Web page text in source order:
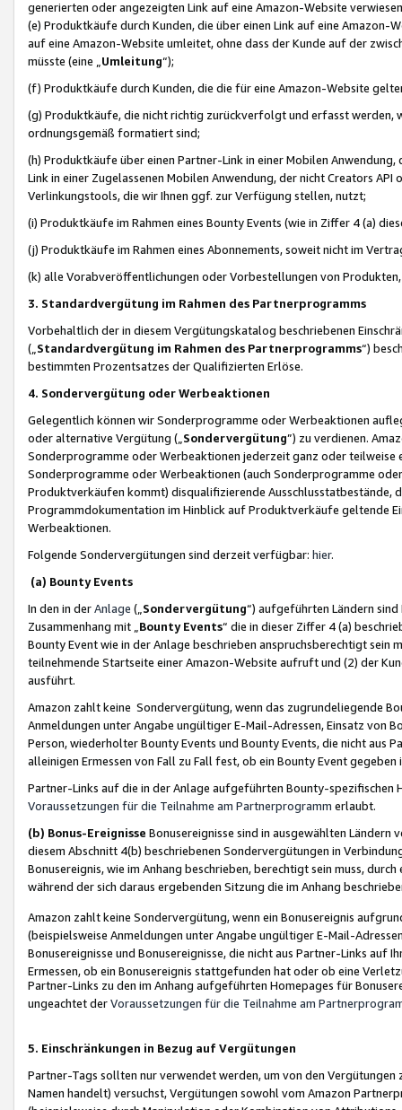
generierten oder angezeigten Link auf eine Amazon-Website
(e) Produktkäufe durch Kunden, die über einen Link auf eine
auf eine Amazon-Website umleitet, ohne dass der Kunde auf der
müsste (eine „ Umleitung“);
(f) Produktkäufe durch Kunden, die die für eine Amazon-Website
(g) Produktkäufe, die nicht richtig zurückverfolgt und erfasst werden,
ordnungsgemäß formatiert sind;
(h) Produktkäufe über einen Partner-Link in einer Mobilen
Link in einer Zugelassenen Mobilen Anwendung, der nicht Creators
Verlinkungstools, die wir Ihnen ggf. zur Verfügung stellen, nutzt;
(i) Produktkäufe im Rahmen eines Bounty Events (wie in Ziffer 4 (a)
(j) Produktkäufe im Rahmen eines Abonnements, soweit nicht im
(k) alle Vorabveröffentlichungen oder Vorbestellungen von
3. Standardvergütung im Rahmen des Partnerprogramms
Vorbehaltlich der in diesem Vergütungskatalog beschriebenen
(„ Standardvergütung im Rahmen des Partnerprogramms“)
bestimmten Prozentsatzes der Qualifizierten Erlöse.
4. Sondervergütung oder Werbeaktionen
Gelegentlich können wir Sonderprogramme oder Werbeaktionen
oder alternative Vergütung („ Sondervergütung”) zu verdienen.
Sonderprogramme oder Werbeaktionen jederzeit ganz oder
Sonderprogramme oder Werbeaktionen (auch Sonderprogramme
Produktverkäufen kommt) disqualifizierende Ausschlusstatbestände,
Programmdokumentation im Hinblick auf Produktverkäufe geltende
Werbeaktionen.
Folgende Sondervergütungen sind derzeit verfügbar: hier.
(a) Bounty Events
In den in derAnlage („ Sondervergütung“) aufgeführten Ländern
Zusammenhang mit „ Bounty Events“ die in dieser Ziffer 4 (a)
Bounty Event wie in der Anlage beschrieben anspruchsberechtigt sein
teilnehmende Startseite einer Amazon-Website aufruft und (2) der
ausführt.
Amazon zahlt keine Sondervergütung, wenn das zugrundeliegende
Anmeldungen unter Angabe ungültiger E-Mail-Adressen, Einsatz von
Person, wiederholter Bounty Events und Bounty Events, die nicht
alleinigen Ermessen von Fall zu Fall fest, ob ein Bounty Event
Partner-Links auf die in der Anlage aufgeführten Bounty-spezifischen
Voraussetzungen für die Teilnahme am Partnerprogramm erlaubt.
(b) Bonus-Ereignisse Bonusereignisse sind in ausgewählten Ländern
diesem Abschnitt 4(b) beschriebenen Sondervergütungen in
Bonusereignis, wie im Anhang beschrieben, berechtigt sein muss,
während der sich daraus ergebenden Sitzung die im Anhang
Amazon zahlt keine Sondervergütung, wenn ein Bonusereignis
(beispielsweise Anmeldungen unter Angabe ungültiger E-Mail-
Bonusereignisse und Bonusereignisse, die nicht aus Partner-Links auf
Ermessen, ob ein Bonusereignis stattgefunden hat oder ob eine
Partner-Links zu den im Anhang aufgeführten Homepages für
ungeachtet derVoraussetzungen für die Teilnahme am
5. Einschränkungen in Bezug auf Vergütungen
Partner-Tags sollten nur verwendet werden, um von den
Namen handelt) versuchst, Vergütungen sowohl vom Amazon